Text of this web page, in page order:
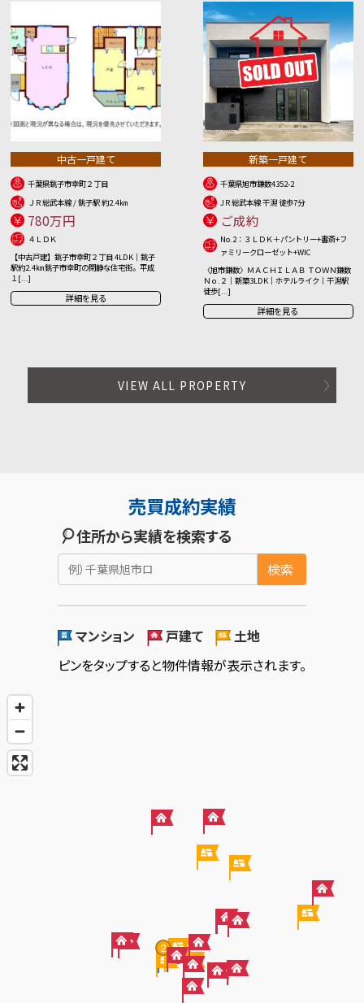
中古一戸建て
千葉県銚子市幸町２丁目
ＪＲ総武本線 / 銚子駅 約2.4㎞
780万円
４ＬＤＫ
【中古戸建】銚子市幸町２丁目 4LDK｜銚子
駅約2.4㎞ 銚子市幸町の閑静な住宅街。平成
１[...]
詳細を見る
新築一戸建て
千葉県旭市鎌数4352-2
JＲ総武本線 干潟 徒歩7分
ご成約
No.2：３ＬＤＫ＋パントリー+書斎+フ
ァミリークローゼット+WIC
〈旭市鎌数〉ＭＡＣＨＩＬＡＢ ＴＯＷＮ鎌数
Ｎｏ.２｜新築3LDK｜ホテルライク｜干潟駅
徒歩[...]
詳細を見る
VIEW ALL PROPERTY